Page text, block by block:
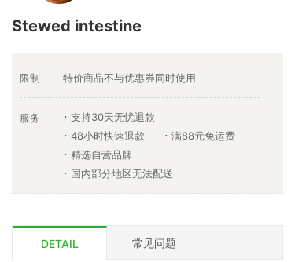
Stewed intestine
限制 特价商品不与优惠券同时使用
服务
支持30天无忧退款
48小时快速退款
满88元免运费
精选自营品牌
国内部分地区无法配送
DETAIL 常见问题